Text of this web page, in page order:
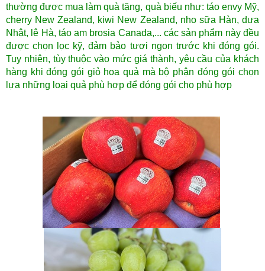
thường được mua làm quà tặng, quà biếu như: táo envy Mỹ,
cherry New Zealand, kiwi New Zealand, nho sữa Hàn, dưa
Nhật, lê Hà, táo am brosia Canada,... các sản phẩm này đều
được chọn lọc kỹ, đảm bảo tươi ngon trước khi đóng gói.
Tuy nhiên, tùy thuộc vào mức giá thành, yêu cầu của khách
hàng khi đóng gói giỏ hoa quả mà bộ phận đóng gói chọn
lựa những loại quả phù hợp để đóng gói cho phù hợp